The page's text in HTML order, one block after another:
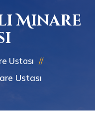
Minare
Ustası
Ustası